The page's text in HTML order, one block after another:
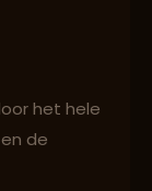
het hele
de